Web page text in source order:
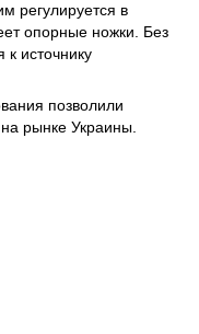
регулируется в
опорные ножки. Без
к источнику
позволили
рынке Украины.